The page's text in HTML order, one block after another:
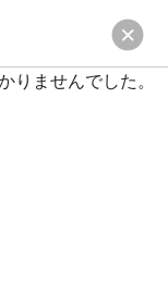
りませんでした。